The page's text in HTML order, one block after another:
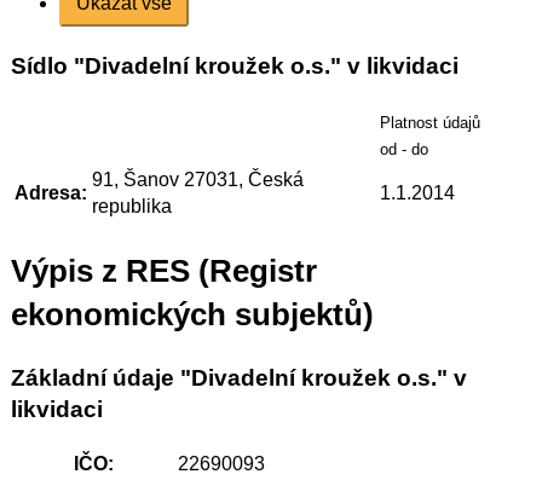
Sídlo "Divadelní kroužek o.s." v likvidaci
Platnost údajů
od - do
Adresa:
91, Šanov 27031, Česká
republika
1.1.2014
Výpis z RES (Registr
ekonomických subjektů)
Základní údaje "Divadelní kroužek o.s." v
likvidaci
IČO:
22690093